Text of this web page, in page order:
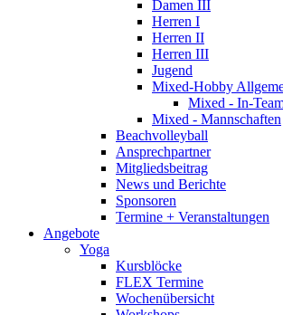
Damen III
Herren I
Herren II
Herren III
Jugend
Mixed-Hobby
Mixed - In-
Mixed - Mannschaften
Beachvolleyball
Ansprechpartner
Mitgliedsbeitrag
News und Berichte
Sponsoren
Termine + Veranstaltungen
Angebote
Yoga
Kursblöcke
FLEX Termine
Wochenübersicht